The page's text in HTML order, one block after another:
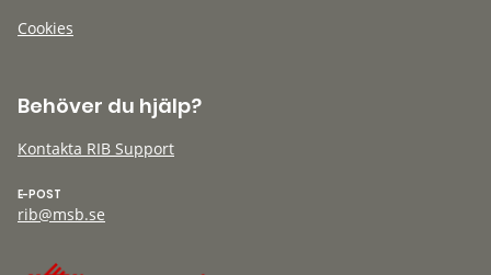
Cookies
Behöver du hjälp?
Kontakta RIB Support
E-POST
rib@msb.se